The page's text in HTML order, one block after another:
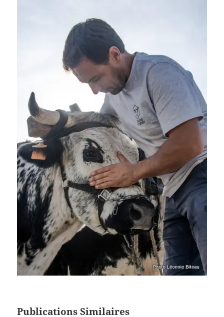
Publications Similaires